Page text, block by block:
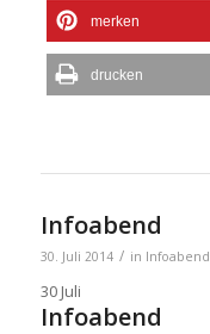
merken
drucken
Infoabend
30. Juli 2014 / in Infoabend
30 Juli
Infoabend